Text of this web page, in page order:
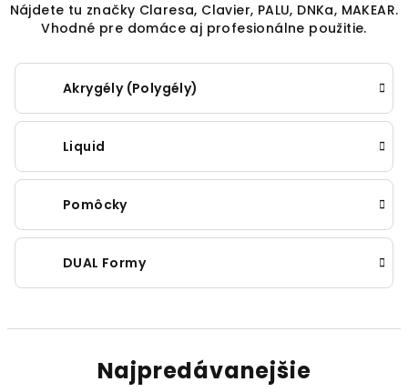
Nájdete tu značky Claresa, Clavier, PALU, DNKa, MAKEAR.
Vhodné pre domáce aj profesionálne použitie.
Akrygély (Polygély)
Liquid
Pomôcky
DUAL Formy
Najpredávanejšie